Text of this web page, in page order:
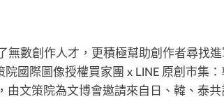
無數創作人才，更積極幫助創作者尋找
國際圖像授權買家團 x LINE 原創市集
由文策院為文博會邀請來自日、韓、泰